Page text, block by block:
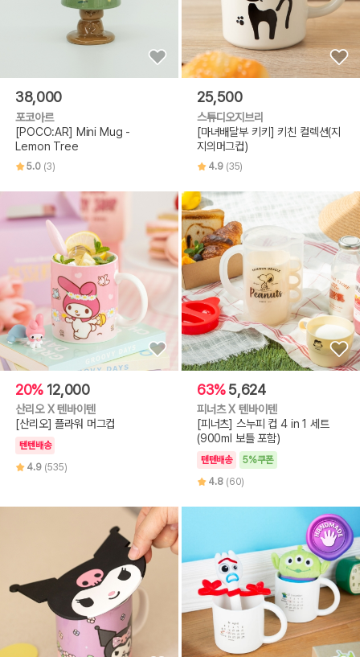
38,000
포코아르
[POCO:AR] Mini Mug -
Lemon Tree
5.0 (3)
25,500
스튜디오지브리
[마녀배달부 키키] 키친 컬렉션(지
지의머그컵)
4.9 (35)
20% 12,000
산리오 X 텐바이텐
[산리오] 플라워 머그컵
텐텐배송
4.9 (535)
63%5,624
피너츠 X 텐바이텐
[피너츠] 스누피 컵 4 in 1 세트
(900ml 보틀 포함)
텐텐배송
5%쿠폰
4.8 (60)